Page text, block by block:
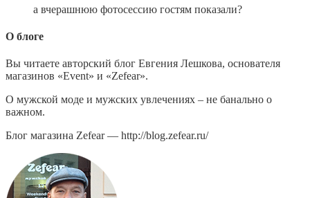
а вчерашнюю фотосессию гостям показали?
О блоге
Вы читаете авторский блог Евгения Лешкова, основателя
магазинов «Event» и «Zefear».
О мужской моде и мужских увлечениях – не банально о
важном.
Блог магазина Zefear — http://blog.zefear.ru/